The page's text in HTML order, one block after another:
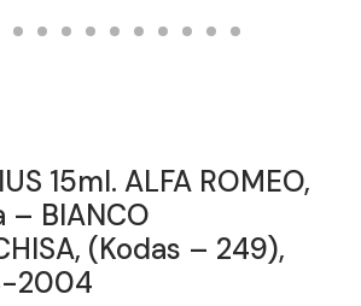
15ml. ALFA ROMEO,
– BIANCO
(Kodas – 249),
2004